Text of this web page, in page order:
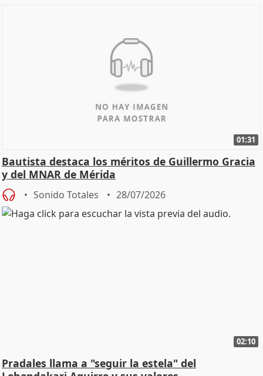
01:31
Bautista destaca los méritos de Guillermo Gracia
y del MNAR de Mérida
Sonido Totales 28/07/2026
02:10
Pradales llama a "seguir la estela" del